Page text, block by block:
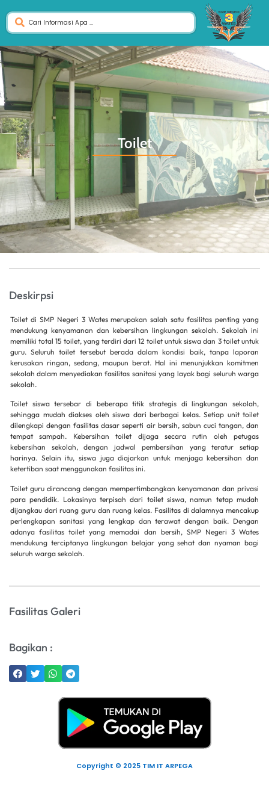
Toilet
Deskirpsi
Toilet di SMP Negeri 3 Wates merupakan salah satu fasilitas penting yang
mendukung kenyamanan dan kebersihan lingkungan sekolah. Sekolah ini
memiliki total 15 toilet, yang terdiri dari 12 toilet untuk siswa dan 3 toilet untuk
guru. Seluruh toilet tersebut berada dalam kondisi baik, tanpa laporan
kerusakan ringan, sedang, maupun berat. Hal ini menunjukkan komitmen
sekolah dalam menyediakan fasilitas sanitasi yang layak bagi seluruh warga
sekolah.
Toilet siswa tersebar di beberapa titik strategis di lingkungan sekolah,
sehingga mudah diakses oleh siswa dari berbagai kelas. Setiap unit toilet
dilengkapi dengan fasilitas dasar seperti air bersih, sabun cuci tangan, dan
tempat sampah.
Kebersihan toilet dijaga secara rutin oleh petugas
kebersihan sekolah, dengan jadwal pembersihan yang teratur setiap
harinya. Selain itu, siswa juga diajarkan untuk menjaga kebersihan dan
ketertiban saat menggunakan fasilitas ini.
Toilet guru dirancang dengan mempertimbangkan kenyamanan dan privasi
para pendidik. Lokasinya terpisah dari toilet siswa, namun tetap mudah
dijangkau dari ruang guru dan ruang kelas. Fasilitas di dalamnya mencakup
perlengkapan sanitasi yang lengkap dan terawat dengan baik. Dengan
adanya fasilitas toilet yang memadai dan bersih, SMP Negeri 3 Wates
mendukung terciptanya lingkungan belajar yang sehat dan nyaman bagi
seluruh warga sekolah.
Fasilitas Galeri
Bagikan :
Copyright © 2025 TIM IT ARPEGA